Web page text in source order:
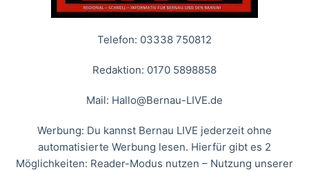
Telefon: 03338 750812
Redaktion: 0170 5898858
Mail: Hallo@Bernau-LIVE.de
Werbung: Du kannst Bernau LIVE jederzeit ohne
automatisierte Werbung lesen. Hierfür gibt es 2
Möglichkeiten: Reader-Modus nutzen – Nutzung unserer